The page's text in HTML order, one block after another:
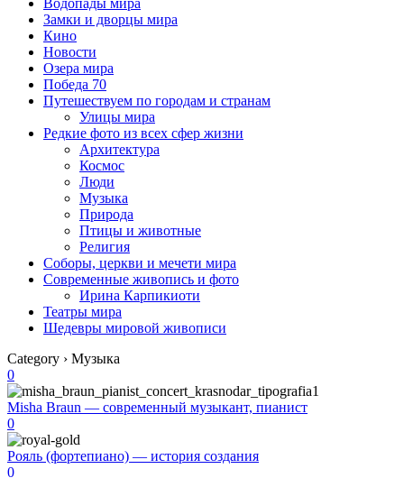
Водопады мира
Замки и дворцы мира
Кино
Новости
Озера мира
Победа 70
Путешествуем по городам и странам
Улицы мира
Редкие фото из всех сфер жизни
Архитектура
Космос
Люди
Музыка
Природа
Птицы и животные
Религия
Соборы, церкви и мечети мира
Современные живопись и фото
Ирина Карпикиоти
Театры мира
Шедевры мировой живописи
Category › Музыка
0
Misha Braun — современный музыкант, пианист
0
Рояль (фортепиано) — история создания
0